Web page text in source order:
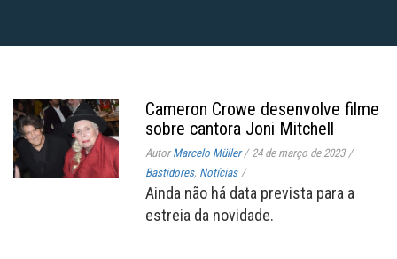
Cameron Crowe desenvolve filme
sobre cantora Joni Mitchell
AutorMarcelo Müller / 24 de março de 2023 /
Bastidores, Notícias /
Ainda não há data prevista para a
estreia da novidade.